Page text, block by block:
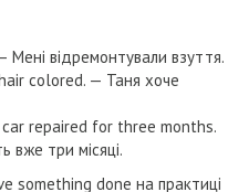
відремонтували взуття.
colored. — Таня хоче
repaired for three months.
три місяці.
something done на практиці